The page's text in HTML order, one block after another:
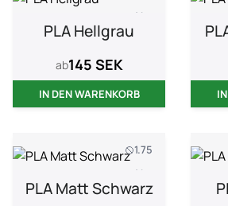
1 kg
PLA Hellgrau
ab145 SEK
IN DEN WARENKORB
1.75
1 kg
PLA Matt Schwarz